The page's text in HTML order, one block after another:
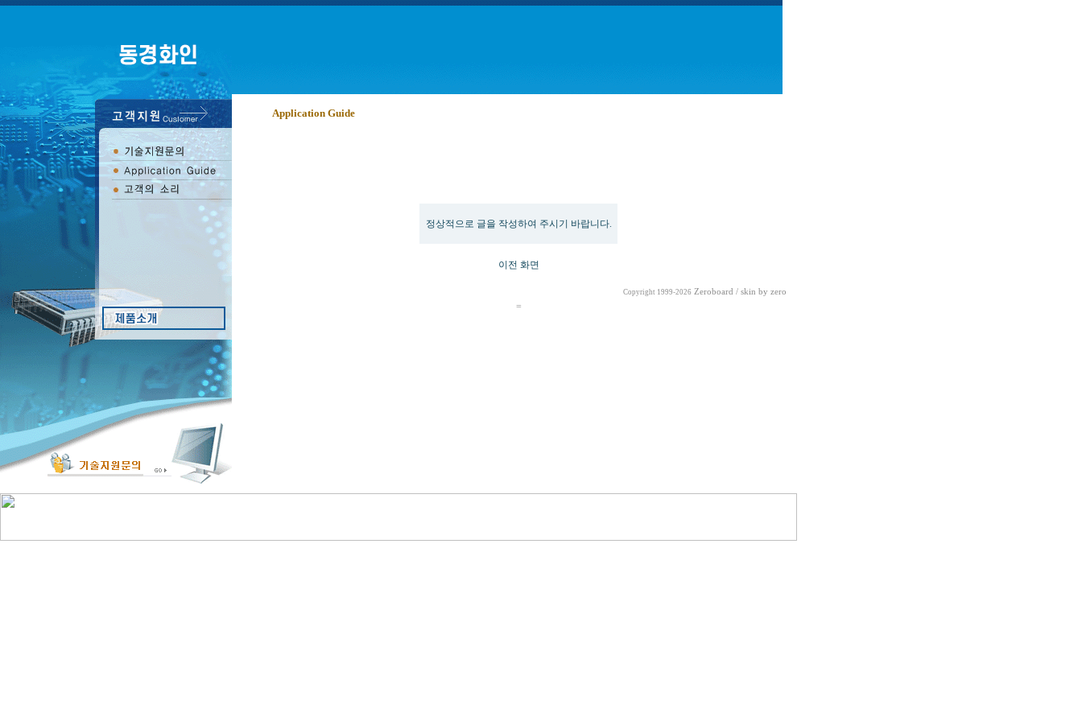
Application Guide
정상적으로 글을 작성하여 주시기 바랍니다.
이전 화면
Copyright 1999-2026 Zeroboard / skin by zero
=